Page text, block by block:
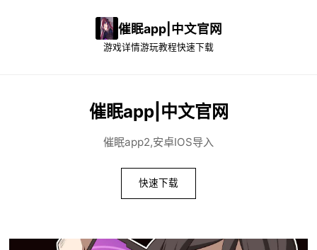
催眠app|中文官网
游戏详情游玩教程快速下载
催眠app|中文官网
催眠app2,安卓IOS导入
快速下载